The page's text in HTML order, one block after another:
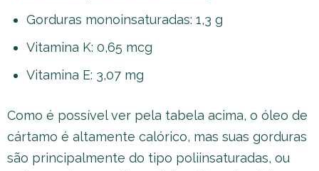
Gorduras monoinsaturadas: 1,3 g
Vitamina K: 0,65 mcg
Vitamina E: 3,07 mg
Como é possível ver pela tabela acima, o óleo de
cártamo é altamente calórico, mas suas gorduras
são principalmente do tipo poliinsaturadas, ou